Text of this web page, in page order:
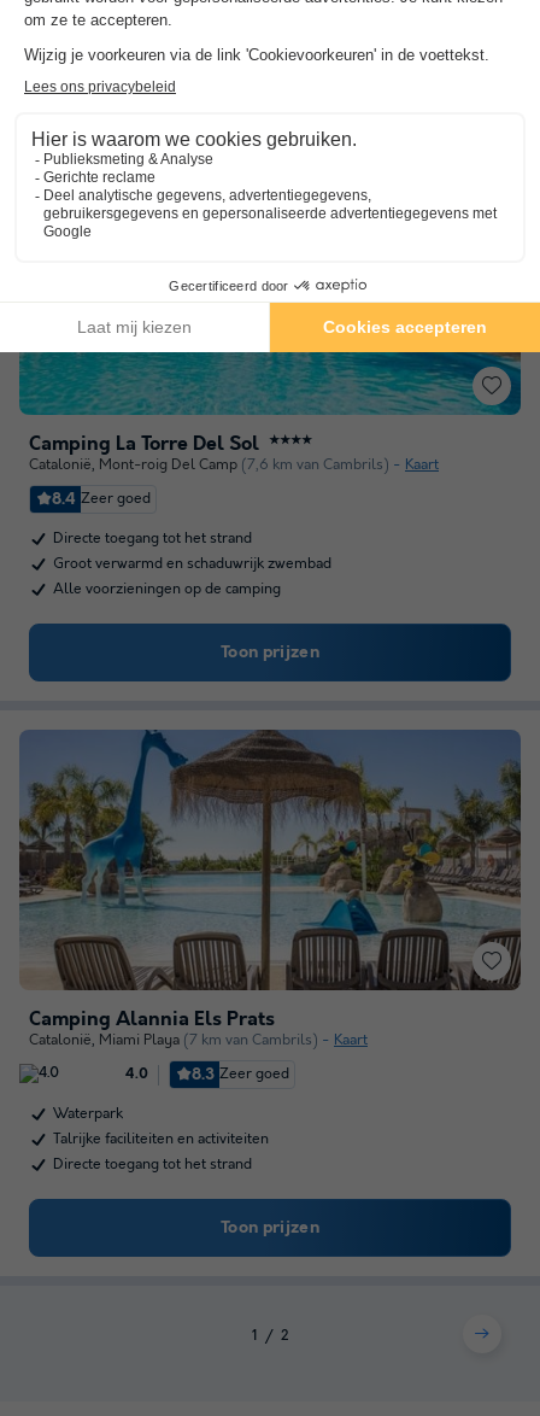
In het hart van de natuur
Camping La Torre Del Sol ★★★★
Catalonië, Mont-roig Del Camp (7,6 km van Cambrils) Kaart
8.4 Zeer goed
Directe toegang tot het strand
Groot verwarmd en schaduwrijk zwembad
Alle voorzieningen op de camping
Toon prijzen
Camping Alannia Els Prats
Catalonië, Miami Playa (7 km van Cambrils) Kaart
4.0 8.3 Zeer goed
Waterpark
Talrijke faciliteiten en activiteiten
Directe toegang tot het strand
Toon prijzen
1 2